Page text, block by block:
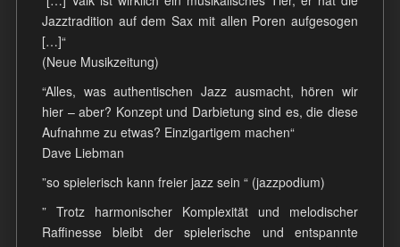
Jazztradition auf dem Sax mit allen Poren aufgesogen
[…]“
(Neue Musikzeitung)
“Alles, was authentischen Jazz ausmacht, hören wir
hier – aber? Konzept und Darbietung sind es, die diese
Aufnahme zu etwas? Einzigartigem machen“
Dave Liebman
”so spielerisch kann freier jazz sein “ (jazzpodium)
” Trotz harmonischer Komplexität und melodischer
Raffinesse bleibt der spielerische und entspannte